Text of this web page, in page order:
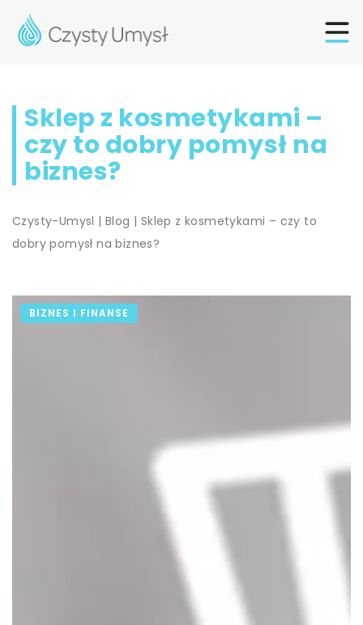
Sklep z kosmetykami –
czy to dobry pomysł na
biznes?
Czysty-Umysl |Blog | Sklep z kosmetykami – czy to
dobry pomysł na biznes?
BIZNES I FINANSE